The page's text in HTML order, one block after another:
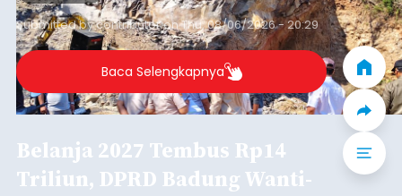
Submitted bycontributoronThu, 08/06/2026 - 20:29
Baca Selengkapnya
Belanja 2027 Tembus Rp14
Triliun, DPRD Badung Wanti-